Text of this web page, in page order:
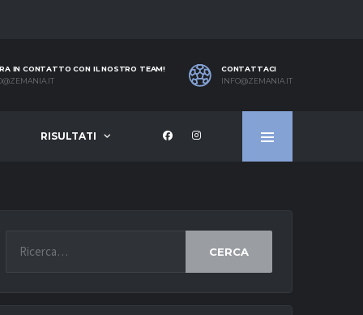
IN CONTATTO CON IL NOSTRO TEAM!
CONTATTACI
INFO@ZEMANIA.IT
RISULTATI
CERCA